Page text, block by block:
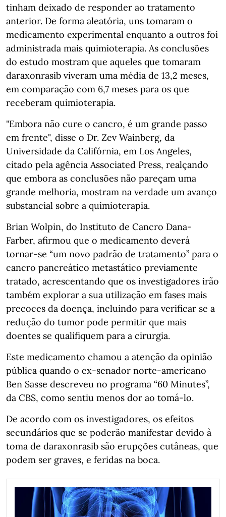
tinham deixado de responder ao tratamento
anterior. De forma aleatória, uns tomaram o
medicamento experimental enquanto a outros foi
administrada mais quimioterapia. As conclusões
do estudo mostram que aqueles que tomaram
daraxonrasib viveram uma média de 13,2 meses,
em comparação com 6,7 meses para os que
receberam quimioterapia.
"Embora não cure o cancro, é um grande passo
em frente", disse o Dr. Zev Wainberg, da
Universidade da Califórnia, em Los Angeles,
citado pela agência Associated Press, realçando
que embora as conclusões não pareçam uma
grande melhoria, mostram na verdade um avanço
substancial sobre a quimioterapia.
Brian Wolpin, do Instituto de Cancro Dana-
Farber, afirmou que o medicamento deverá
tornar-se “um novo padrão de tratamento” para o
cancro pancreático metastático previamente
tratado, acrescentando que os investigadores irão
também explorar a sua utilização em fases mais
precoces da doença, incluindo para verificar se a
redução do tumor pode permitir que mais
doentes se qualifiquem para a cirurgia.
Este medicamento chamou a atenção da opinião
pública quando o ex-senador norte-americano
Ben Sasse descreveu no programa “60 Minutes”,
da CBS, como sentiu menos dor ao tomá-lo.
De acordo com os investigadores, os efeitos
secundários que se poderão manifestar devido à
toma de daraxonrasib são erupções cutâneas, que
podem ser graves, e feridas na boca.